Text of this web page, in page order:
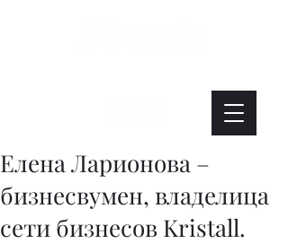
Елена Ларионова –
бизнесвумен, владелица
сети бизнесов Kristall.